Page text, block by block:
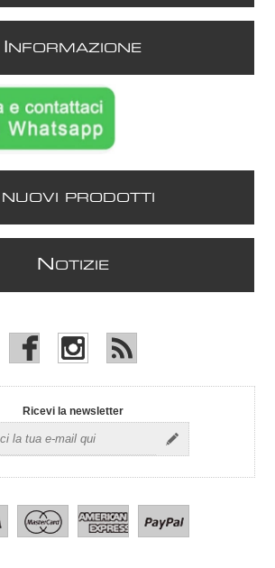
NFORMAZIONE
NUOVI PRODOTTI
N OTIZIE
Ricevi la newsletter